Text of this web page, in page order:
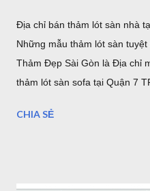
Địa chỉ bán thảm lót sàn nhà
Những mẫu thảm lót sàn
Thảm Đẹp Sài Gòn là Địa chỉ
thảm lót sàn sofa tại Quận 7
Tân Quy Quận 7. Vừa là
CHIA SẺ